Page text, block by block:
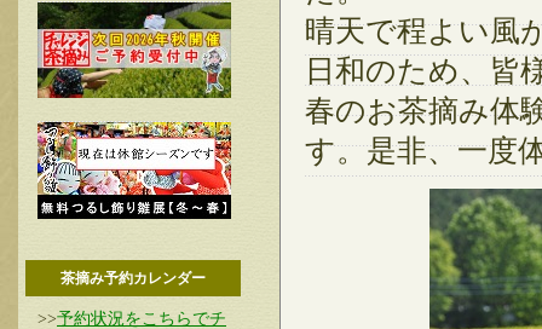
茶摘み予約カレンダー
>>予約状況をこちらでチ
晴天で程よい風
日和のため、皆
春のお茶摘み体
す。是非、一度